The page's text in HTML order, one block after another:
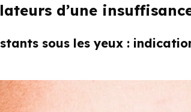
d’une
sous les yeux :